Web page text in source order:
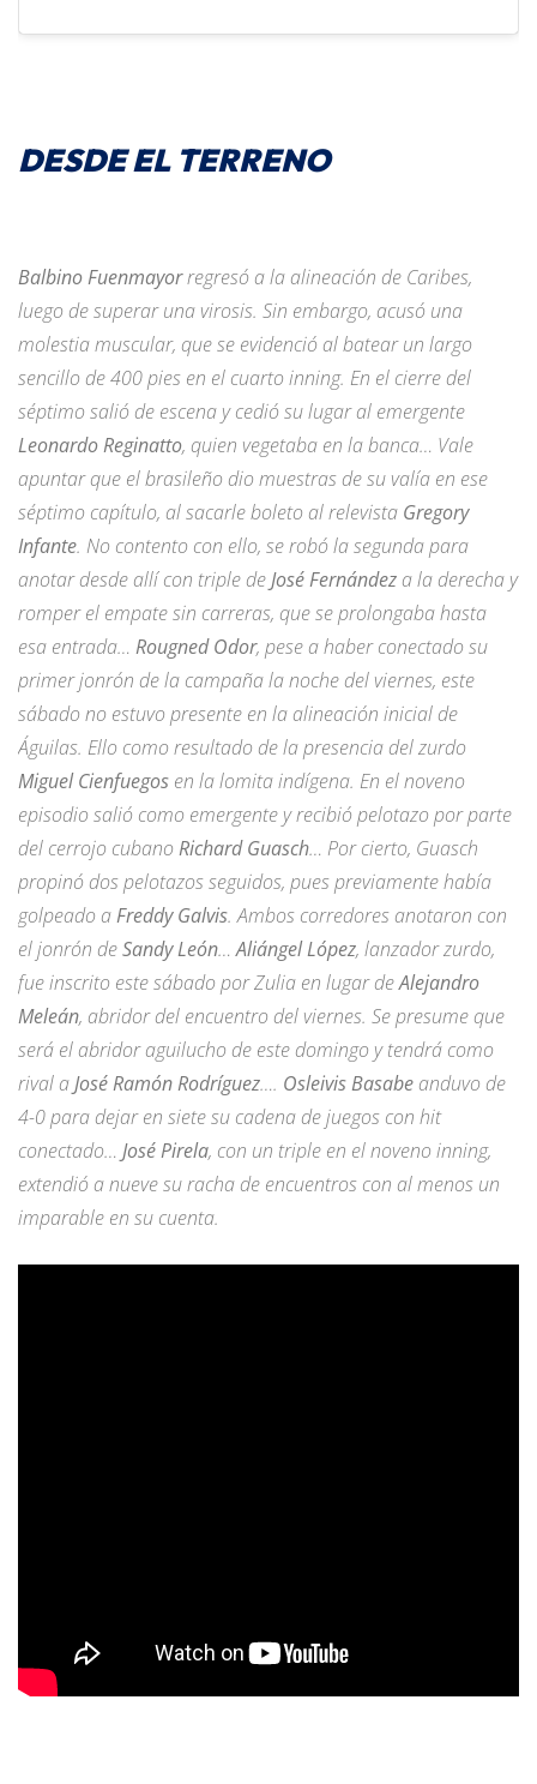
DESDE EL TERRENO
Balbino Fuenmayorregresó a la alineación de Caribes,
luego de superar una virosis. Sin embargo, acusó una
molestia muscular, que se evidenció al batear un largo
sencillo de 400 pies en el cuarto inning. En el cierre del
séptimo salió de escena y cedió su lugar al emergente
Leonardo Reginatto, quien vegetaba en la banca… Vale
apuntar que el brasileño dio muestras de su valía en ese
séptimo capítulo, al sacarle boleto al relevista Gregory
Infante. No contento con ello, se robó la segunda para
anotar desde allí con triple deJosé Fernández a la derecha y
romper el empate sin carreras, que se prolongaba hasta
esa entrada… Rougned Odor, pese a haber conectado su
primer jonrón de la campaña la noche del viernes, este
sábado no estuvo presente en la alineación inicial de
Águilas. Ello como resultado de la presencia del zurdo
Miguel Cienfuegos en la lomita indígena. En el noveno
episodio salió como emergente y recibió pelotazo por parte
del cerrojo cubanoRichard Guasch… Por cierto, Guasch
propinó dos pelotazos seguidos, pues previamente había
golpeado aFreddy Galvis. Ambos corredores anotaron con
el jonrón deSandy León…Aliángel López, lanzador zurdo,
fue inscrito este sábado por Zulia en lugar deAlejandro
Meleán, abridor del encuentro del viernes. Se presume que
será el abridor aguilucho de este domingo y tendrá como
rival aJosé Ramón Rodríguez…. Osleivis Basabe anduvo de
4-0 para dejar en siete su cadena de juegos con hit
conectado… José Pirela, con un triple en el noveno inning,
extendió a nueve su racha de encuentros con al menos un
imparable en su cuenta.